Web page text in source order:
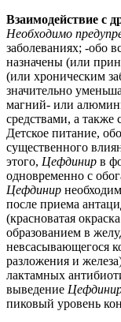
Взаимодействие с
Необходимо
заболеваниях; -обо
назначены (или
(или хроническим
значительно
магний- или
средствами, а
Детское питание,
существенного
этого, Цефдинир в
одновременно с
Цефдинир
после приема
(красноватая
образованием в
невсасывающегося
разложения и
лактамных
выведение
пиковый уровень